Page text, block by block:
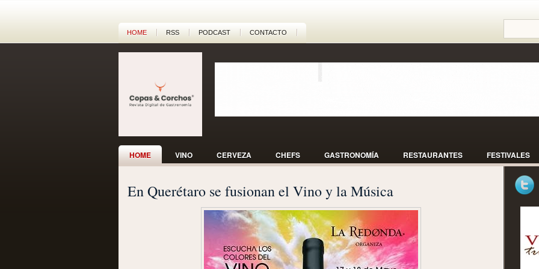
HOME RSS PODCAST CONTACTO
HOME VINO CERVEZA CHEFS GASTRONOMÍA RESTAURANTES FESTIVALES
En Querétaro se fusionan el Vino y la Música